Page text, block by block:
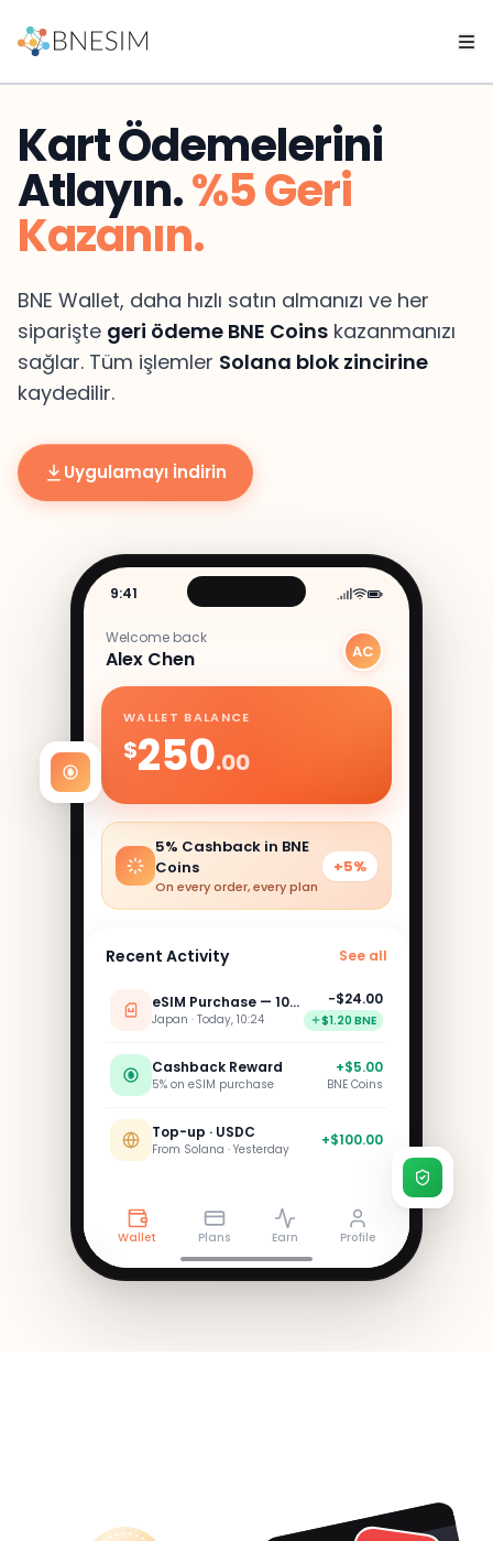
Kart Ödemelerini
Atlayın.%5 Geri
Kazanın.
BNE Wallet, daha hızlı satın almanızı ve her
siparişte geri ödeme BNE Coins kazanmanızı
sağlar. Tüm işlemler Solana blok zincirine
kaydedilir.
Uygulamayı İndirin
9:41
Welcome back
Alex Chen AC
WALLET BALANCE
$250.00
5% Cashback in BNE
Coins
On every order, every plan
+5%
Recent Activity See all
eSIM Purchase — 10GB
Japan · Today, 10:24
−$24.00
$1.20 BNE
Cashback Reward
5% on eSIM purchase
+$5.00
BNE Coins
Top-up · USDC
From Solana · Yesterday +$100.00
Wallet Plans Earn Profile